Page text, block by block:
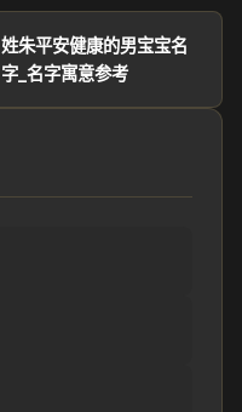
姓朱平安健康的男宝宝名
字_名字寓意参考